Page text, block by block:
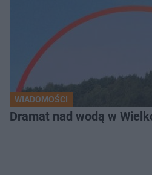
WIADOMOŚCI
Dramat nad wodą w